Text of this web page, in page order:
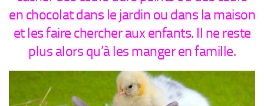
en chocolat dans le jardin ou dans la maison
et les faire chercher aux enfants. Il ne reste
plus alors qu’à les manger en famille.